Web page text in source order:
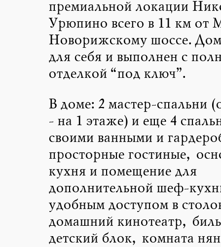
премиальной локации
Урюпино всего в 11 км
Новорижскому шоссе. Дом
для себя и выполнен с
отделкой “под ключ”.
В доме: 2 мастер-спальни
- на 1 этаже) и еще 4
своими ванными и
просторные гостиные,
кухня и помещение для
дополнительной шеф-
удобным доступом в
домашний кинотеатр,
детский блок, комната